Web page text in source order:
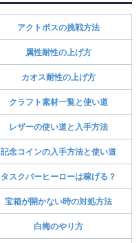
アクトボスの挑戦方法
属性耐性の上げ方
カオス耐性の上げ方
クラフト素材一覧と使い道
レザーの使い道と入手方法
記念コインの入手方法と使い道
タスクバーヒーローは稼げる？
宝箱が開かない時の対処方法
白梅のやり方